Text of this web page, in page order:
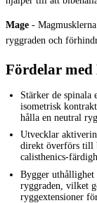
Mage -
ryggraden och
Fördelar med
Stärker de spinala
isometrisk
hålla en neutral
Utvecklar
direkt överförs till
calisthenics-
Bygger uthållighet
ryggraden, vilket
ryggextensioner